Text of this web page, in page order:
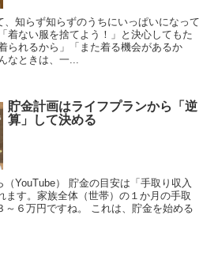
、知らず知らずのうちにいっぱいになって
着ない服を捨てよう！」と決心してもた
られるから」「また着る機会があるか
なときは、一...
貯金計画はライフプランから「逆
算」して決める
YouTube） 貯金の目安は「手取り収入
ます。家族全体（世帯）の１か月の手取
～６万円ですね。 これは、貯金を始める